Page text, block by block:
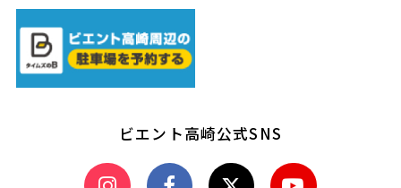
ビエント高崎公式SNS